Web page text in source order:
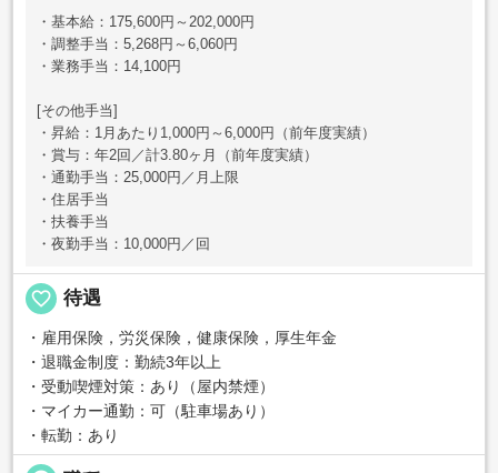
・基本給：175,600円～202,000円
・調整手当：5,268円～6,060円
・業務手当：14,100円
[その他手当]
・昇給：1月あたり1,000円～6,000円（前年度実績）
・賞与：年2回／計3.80ヶ月（前年度実績）
・通勤手当：25,000円／月上限
・住居手当
・扶養手当
・夜勤手当：10,000円／回
favorite_border 待遇
・雇用保険，労災保険，健康保険，厚生年金
・退職金制度：勤続3年以上
・受動喫煙対策：あり（屋内禁煙）
・マイカー通勤：可（駐車場あり）
・転勤：あり